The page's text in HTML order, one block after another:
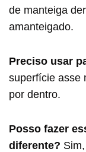
de manteiga
amanteigado.
Preciso usar
superfície asse
por dentro.
Posso fazer
diferente?